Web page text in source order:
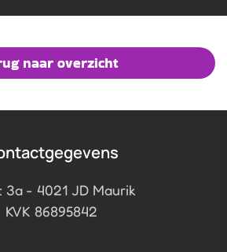
naar overzicht
3a - 4021 JD Maurik
KVK 86895842